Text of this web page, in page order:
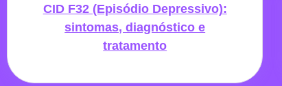
CID F32 (Episódio Depressivo):
sintomas, diagnóstico e
tratamento